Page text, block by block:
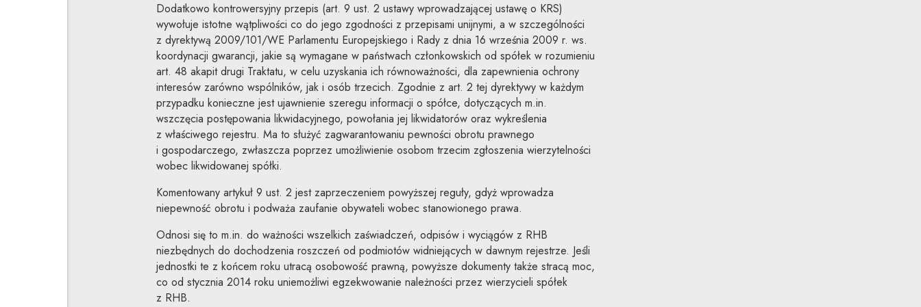
Dodatkowo kontrowersyjny przepis (art. 9 ust. 2 ustawy wprowadzającej ustawę o KRS)
wywołuje istotne wątpliwości co do jego zgodności z przepisami unijnymi, a w szczególności
z dyrektywą 2009/101/WE Parlamentu Europejskiego i Rady z dnia 16 września 2009 r. ws.
koordynacji gwarancji, jakie są wymagane w państwach członkowskich od spółek w rozumieniu
art. 48 akapit drugi Traktatu, w celu uzyskania ich równoważności, dla zapewnienia ochrony
interesów zarówno wspólników, jak i osób trzecich. Zgodnie z art. 2 tej dyrektywy w każdym
przypadku konieczne jest ujawnienie szeregu informacji o spółce, dotyczących m.in.
wszczęcia postępowania likwidacyjnego, powołania jej likwidatorów oraz wykreślenia
z właściwego rejestru. Ma to służyć zagwarantowaniu pewności obrotu prawnego
i gospodarczego, zwłaszcza poprzez umożliwienie osobom trzecim zgłoszenia wierzytelności
wobec likwidowanej spółki.
Komentowany artykuł 9 ust. 2 jest zaprzeczeniem powyższej reguły, gdyż wprowadza
niepewność obrotu i podważa zaufanie obywateli wobec stanowionego prawa.
Odnosi się to m.in. do ważności wszelkich zaświadczeń, odpisów i wyciągów z RHB
niezbędnych do dochodzenia roszczeń od podmiotów widniejących w dawnym rejestrze. Jeśli
jednostki te z końcem roku utracą osobowość prawną, powyższe dokumenty także stracą moc,
co od stycznia 2014 roku uniemożliwi egzekwowanie należności przez wierzycieli spółek
z RHB.